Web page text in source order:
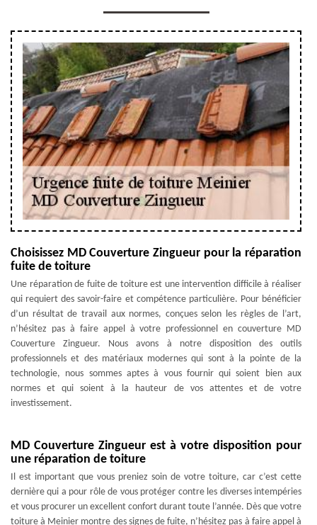
Choisissez MD Couverture Zingueur pour la réparation
fuite de toiture
Une réparation de fuite de toiture est une intervention difficile à réaliser
qui requiert des savoir-faire et compétence particulière. Pour bénéficier
d’un résultat de travail aux normes, conçues selon les règles de l’art,
n’hésitez pas à faire appel à votre professionnel en couverture MD
Couverture Zingueur. Nous avons à notre disposition des outils
professionnels et des matériaux modernes qui sont à la pointe de la
technologie, nous sommes aptes à vous fournir qui soient bien aux
normes et qui soient à la hauteur de vos attentes et de votre
investissement.
MD Couverture Zingueur est à votre disposition pour
une réparation de toiture
Il est important que vous preniez soin de votre toiture, car c’est cette
dernière qui a pour rôle de vous protéger contre les diverses intempéries
et vous procurer un excellent confort durant toute l’année. Dès que votre
toiture à Meinier montre des signes de fuite, n’hésitez pas à faire appel à